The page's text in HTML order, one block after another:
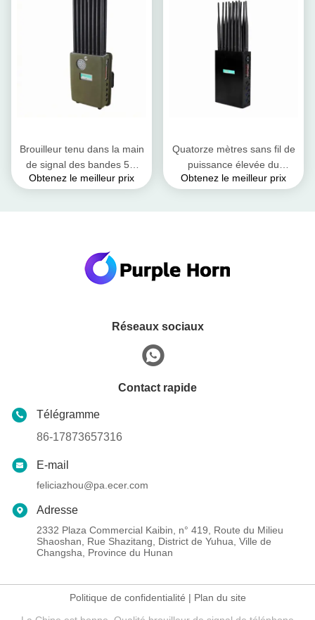
Brouilleur tenu dans la main
de signal des bandes 5G
d'utilisation multi 18 bloquant
Obtenez le meilleur prix
Quatorze mètres sans fil de
puissance élevée du
dresseur de signal de
Obtenez le meilleur prix
Réseaux sociaux
Contact rapide
Télégramme
86-17873657316
E-mail
feliciazhou@pa.ecer.com
Adresse
2332 Plaza Commercial Kaibin, n° 419, Route du Milieu
Shaoshan, Rue Shazitang, District de Yuhua, Ville de
Changsha, Province du Hunan
Politique de confidentialité | Plan du site